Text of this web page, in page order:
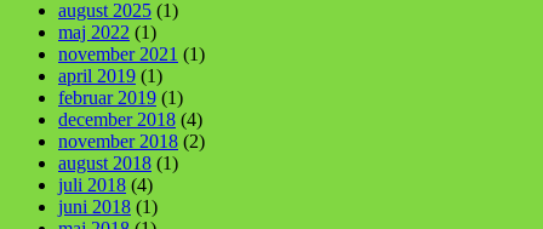
august 2025 (1)
maj 2022 (1)
november 2021 (1)
april 2019 (1)
februar 2019 (1)
december 2018 (4)
november 2018 (2)
august 2018 (1)
juli 2018 (4)
juni 2018 (1)